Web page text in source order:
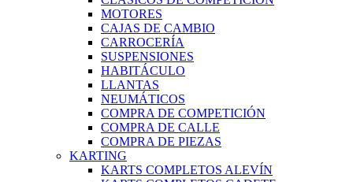
MOTORES
CAJAS DE CAMBIO
CARROCERÍA
SUSPENSIONES
HABITÁCULO
LLANTAS
NEUMÁTICOS
COMPRA DE COMPETICIÓN
COMPRA DE CALLE
COMPRA DE PIEZAS
KARTING
KARTS COMPLETOS ALEVÍN